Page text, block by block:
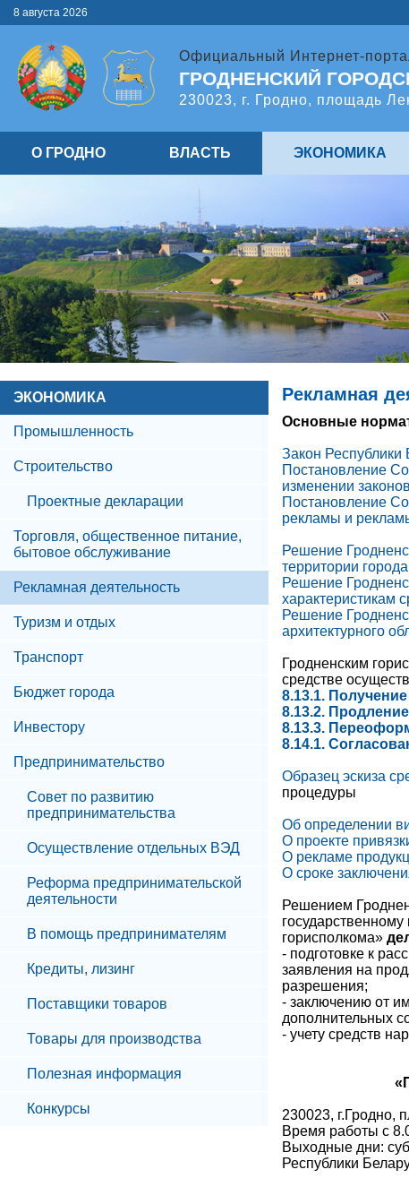
8 августа 2026
Официальный Интернет-
ГРОДНЕНСКИЙ
230023, г. Гродно, площадь
О ГРОДНО ВЛАСТЬ ЭКОНОМИКА
ЭКОНОМИКА
Промышленность
Строительство
Проектные декларации
Торговля, общественное питание,
бытовое обслуживание
Рекламная деятельность
Туризм и отдых
Транспорт
Бюджет города
Инвестору
Предпринимательство
Совет по развитию
предпринимательства
Осуществление отдельных ВЭД
Реформа предпринимательской
деятельности
В помощь предпринимателям
Кредиты, лизинг
Поставщики товаров
Товары для производства
Полезная информация
Конкурсы
Рекламная
Основные
Закон
Постановление
изменении
Постановление
рекламы и
Решение
территории
Решение
характеристикам
Решение
архитектурного
Гродненским
средстве
8.13.1.
8.13.2.
8.13.3.
8.14.1.
Образец эскиза
процедуры
Об определении
О проекте
О рекламе
О сроке
Решением
горисполкома»
- подготовке к
заявления на
разрешения;
- заключению от
дополнительных
- учету средств
230023, г.Гродно,
Время работы с
Выходные дни:
Республики